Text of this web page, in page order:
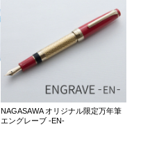
NAGASAWA オリジナル限定万年筆
エングレーブ -EN-